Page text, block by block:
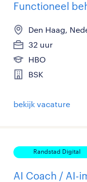
Functioneel
Den Haag,
32 uur
HBO
BSK
bekijk vacature
Randstad Digital
AI Coach / AI-